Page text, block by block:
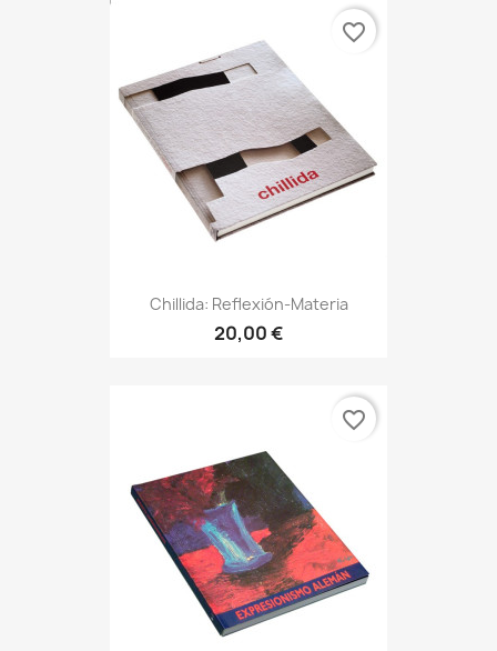
Chillida: Reflexión-Materia
20,00 €
favorite_border
favorite_border